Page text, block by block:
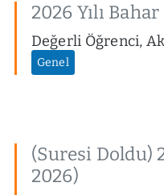
2026 Yılı
Değerli Öğrenci,
Genel
(Suresi Doldu)
2026)